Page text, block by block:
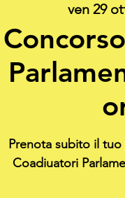
ven 29
Prenota subito il
Coadiuatori